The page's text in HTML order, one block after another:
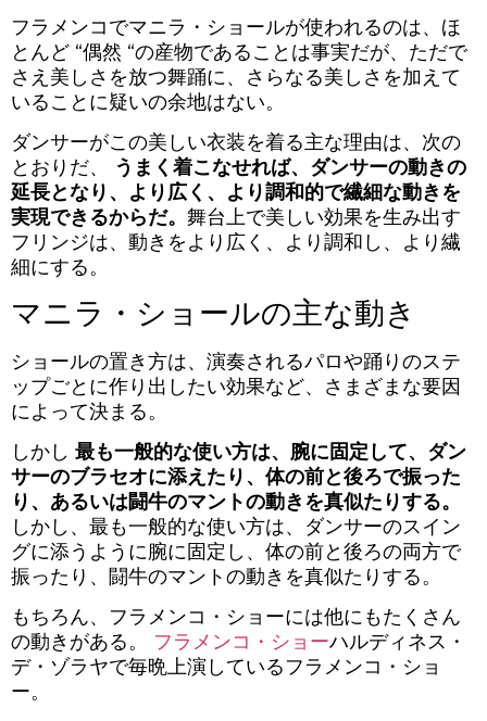
フラメンコでマニラ・ショールが使われるのは、ほ
とんど “偶然 “の産物であることは事実だが、ただで
さえ美しさを放つ舞踊に、さらなる美しさを加えて
いることに疑いの余地はない。
ダンサーがこの美しい衣装を着る主な理由は、次の
とおりだ、 うまく着こなせれば、ダンサーの動きの
延長となり、より広く、より調和的で繊細な動きを
実現できるからだ。 舞台上で美しい効果を生み出す
フリンジは、動きをより広く、より調和し、より繊
細にする。
マニラ・ショールの主な動き
ショールの置き方は、演奏されるパロや踊りのステ
ップごとに作り出したい効果など、さまざまな要因
によって決まる。
しかし 最も一般的な使い方は、腕に固定して、ダン
サーのブラセオに添えたり、体の前と後ろで振った
り、あるいは闘牛のマントの動きを真似たりする。
しかし、最も一般的な使い方は、ダンサーのスイン
グに添うように腕に固定し、体の前と後ろの両方で
振ったり、闘牛のマントの動きを真似たりする。
もちろん、フラメンコ・ショーには他にもたくさん
の動きがある。 フラメンコ・ショーハルディネス・
デ・ゾラヤで毎晩上演しているフラメンコ・ショ
ー。